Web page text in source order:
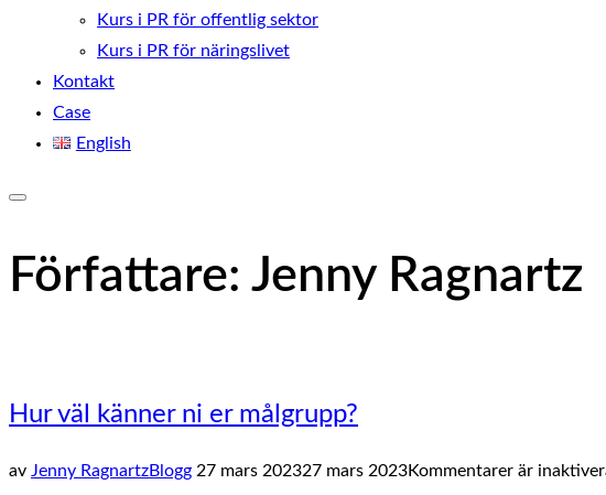
Kurs i PR för offentlig sektor
Kurs i PR för näringslivet
Kontakt
Case
English
sidopanel
Författare: Jenny Ragnartz
Hur väl känner ni er målgrupp?
av Jenny RagnartzBloggPublicerat
27 mars 202327 mars 2023Kommentarer är